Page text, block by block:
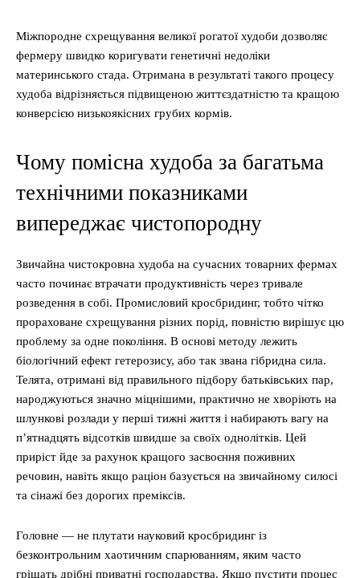
Міжпородне схрещування великої рогатої худоби дозволяє
фермеру швидко коригувати генетичні недоліки
материнського стада. Отримана в результаті такого процесу
худоба відрізняється підвищеною життєздатністю та кращою
конверсією низькоякісних грубих кормів.
Чому помісна худоба за багатьма
технічними показниками
випереджає чистопородну
Звичайна чистокровна худоба на сучасних товарних фермах
часто починає втрачати продуктивність через тривале
розведення в собі. Промисловий кросбридинг, тобто чітко
прораховане схрещування різних порід, повністю вирішує цю
проблему за одне покоління. В основі методу лежить
біологічний ефект гетерозису, або так звана гібридна сила.
Телята, отримані від правильного підбору батьківських пар,
народжуються значно міцнішими, практично не хворіють на
шлункові розлади у перші тижні життя і набирають вагу на
п’ятнадцять відсотків швидше за своїх однолітків. Цей
приріст йде за рахунок кращого засвоєння поживних
речовин, навіть якщо раціон базується на звичайному силосі
та сінажі без дорогих преміксів.
Головне — не плутати науковий кросбридинг із
безконтрольним хаотичним спарюванням, яким часто
грішать дрібні приватні господарства. Якщо пустити процес